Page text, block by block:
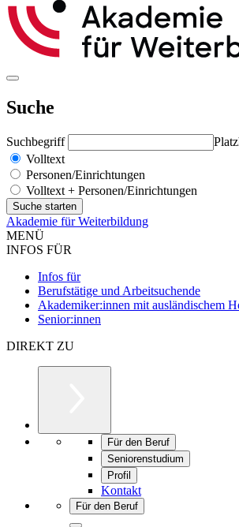
Suche
Suchbegriff
Volltext
Personen/Einrichtungen
Volltext + Personen/Einrichtungen
Akademie für Weiterbildung
MENÜ
INFOS FÜR
Infos für
Berufstätige und Arbeitsuchende
Akademiker:innen mit ausländischem
Senior:innen
DIREKT ZU
Für den Beruf
Seniorenstudium
Profil
Kontakt
Für den Beruf